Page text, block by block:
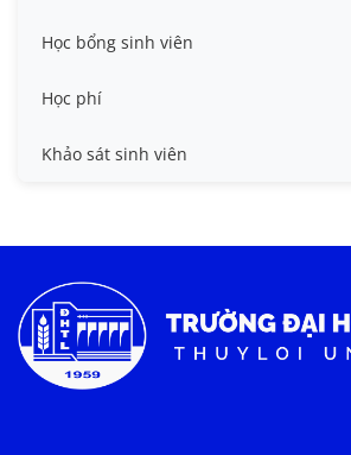
Nhà ở
Học bổng sinh viên
HB khuyến khích học tập
HB Lê Văn Kiểm và gia đình
Học phí
Khảo sát sinh viên